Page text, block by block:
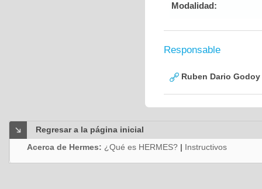
Modalidad:
Responsable
Ruben Dario
Regresar a la página inicial
Acerca de Hermes: ¿Qué es HERMES? | Instructivos